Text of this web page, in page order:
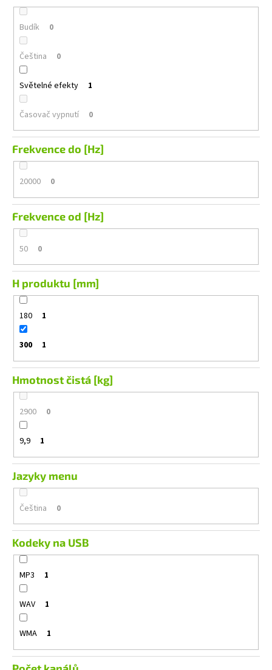
Budík 0
Čeština 0
Světelné efekty 1
Časovač vypnutí 0
Frekvence do [Hz]
20000 0
Frekvence od [Hz]
50 0
H produktu [mm]
180 1
300 1
Hmotnost čistá [kg]
2900 0
9,9 1
Jazyky menu
Čeština 0
Kodeky na USB
MP3 1
WAV 1
WMA 1